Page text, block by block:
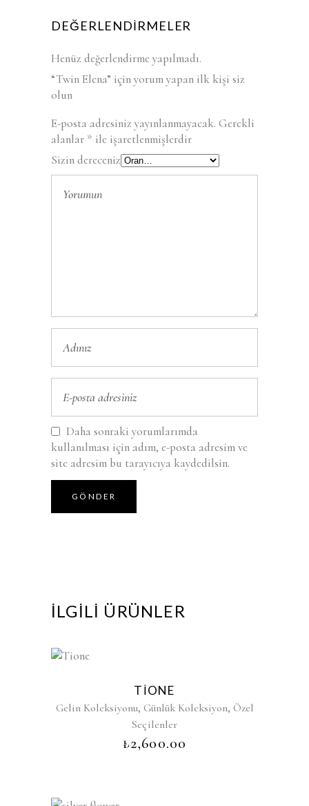
DEĞERLENDIRMELER
Henüz değerlendirme yapılmadı.
“Twin Elena” için yorum yapan ilk kişi siz
olun
E-posta adresiniz yayınlanmayacak. Gerekli
alanlar * ile işaretlenmişlerdir
Sizin dereceniz
Daha sonraki yorumlarımda
kullanılması için adım, e-posta adresim ve
site adresim bu tarayıcıya kaydedilsin.
İLGILI ÜRÜNLER
TIONE
Gelin Koleksiyonu, Günlük Koleksiyon, Özel
Seçilenler
₺2,600.00